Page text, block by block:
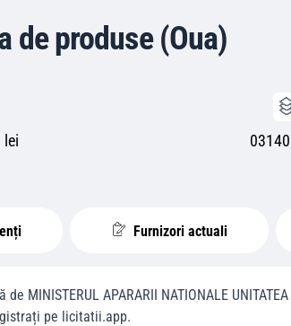
de produse (Oua)
lei
Furnizori actuali
de MINISTERUL APARARII NATIONALE
pe licitatii.app.